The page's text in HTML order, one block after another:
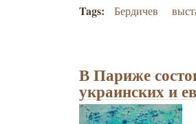
Tags: Бердичев
В Париже
украинских и